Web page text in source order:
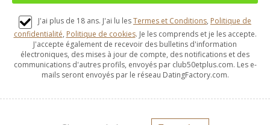
J'ai plus de 18 ans. J'ai lu lesTermes et Conditions, Politique de
confidentialité, Politique de cookies. Je les comprends et je les accepte.
J'accepte également de recevoir des bulletins d'information
électroniques, des mises à jour de compte, des notifications et des
communications d'autres profils, envoyés par club50etplus.com. Les e-
mails seront envoyés par le réseau DatingFactory.com.